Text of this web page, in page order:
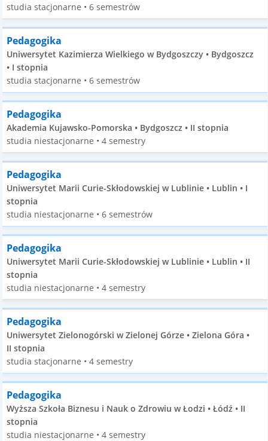
studia stacjonarne • 6 semestrów
Pedagogika
Uniwersytet Kazimierza Wielkiego w Bydgoszczy • Bydgoszcz
• I stopnia
studia stacjonarne • 6 semestrów
Pedagogika
Akademia Kujawsko-Pomorska • Bydgoszcz • II stopnia
studia niestacjonarne • 4 semestry
Pedagogika
Uniwersytet Marii Curie-Skłodowskiej w Lublinie • Lublin • I
stopnia
studia niestacjonarne • 6 semestrów
Pedagogika
Uniwersytet Marii Curie-Skłodowskiej w Lublinie • Lublin • II
stopnia
studia niestacjonarne • 4 semestry
Pedagogika
Uniwersytet Zielonogórski w Zielonej Górze • Zielona Góra •
II stopnia
studia stacjonarne • 4 semestry
Pedagogika
Wyższa Szkoła Biznesu i Nauk o Zdrowiu w Łodzi • Łódź • II
stopnia
studia niestacjonarne • 4 semestry